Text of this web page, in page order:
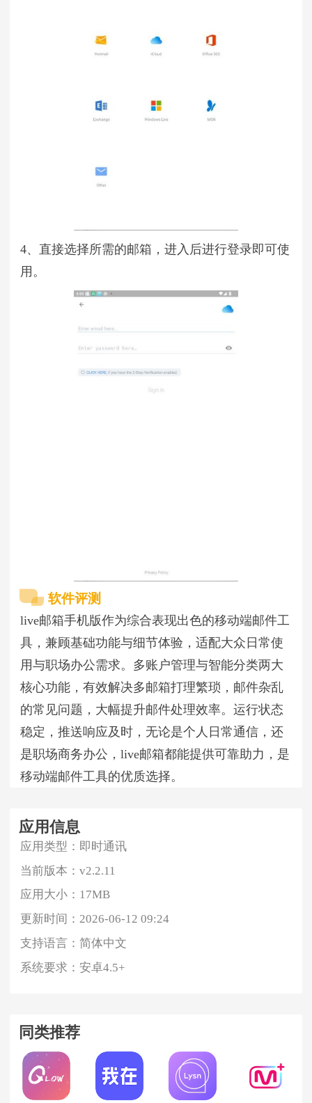
4、直接选择所需的邮箱，进入后进行登录即可使
用。
软件评测
live邮箱手机版作为综合表现出色的移动端邮件工
具，兼顾基础功能与细节体验，适配大众日常使
用与职场办公需求。多账户管理与智能分类两大
核心功能，有效解决多邮箱打理繁琐，邮件杂乱
的常见问题，大幅提升邮件处理效率。运行状态
稳定，推送响应及时，无论是个人日常通信，还
是职场商务办公，live邮箱都能提供可靠助力，是
移动端邮件工具的优质选择。
应用信息
应用类型： 即时通讯
当前版本：v2.2.11
应用大小： 17MB
更新时间：2026-06-12 09:24
支持语言：简体中文
系统要求：安卓4.5+
同类推荐